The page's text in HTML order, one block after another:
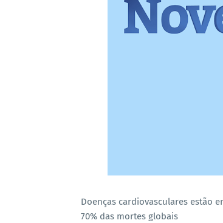
Doenças cardiovasculares estão
70% das mortes globais